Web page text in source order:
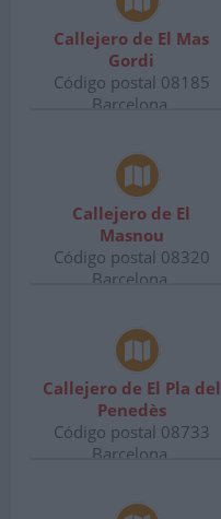
Callejero de El Mas
Gordi
Código postal 08185
Barcelona.
Callejero de El
Masnou
Código postal 08320
Barcelona.
Callejero de El Pla del
Penedès
Código postal 08733
Barcelona.